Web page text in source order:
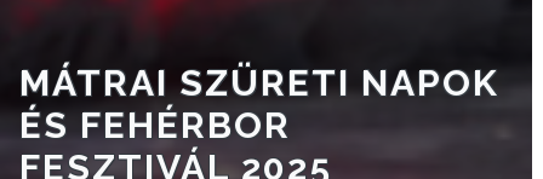
MÁTRAI SZÜRETI NAPOK
ÉS FEHÉRBOR
FESZTIVÁL 2025